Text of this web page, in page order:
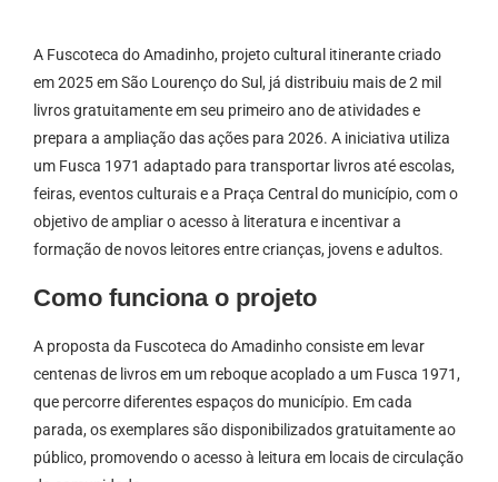
A Fuscoteca do Amadinho, projeto cultural itinerante criado
em 2025 em São Lourenço do Sul, já distribuiu mais de 2 mil
livros gratuitamente em seu primeiro ano de atividades e
prepara a ampliação das ações para 2026. A iniciativa utiliza
um Fusca 1971 adaptado para transportar livros até escolas,
feiras, eventos culturais e a Praça Central do município, com o
objetivo de ampliar o acesso à literatura e incentivar a
formação de novos leitores entre crianças, jovens e adultos.
Como funciona o projeto
A proposta da Fuscoteca do Amadinho consiste em levar
centenas de livros em um reboque acoplado a um Fusca 1971,
que percorre diferentes espaços do município. Em cada
parada, os exemplares são disponibilizados gratuitamente ao
público, promovendo o acesso à leitura em locais de circulação